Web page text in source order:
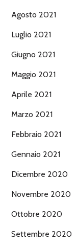
Agosto 2021
Luglio 2021
Giugno 2021
Maggio 2021
Aprile 2021
Marzo 2021
Febbraio 2021
Gennaio 2021
Dicembre 2020
Novembre 2020
Ottobre 2020
Settembre 2020